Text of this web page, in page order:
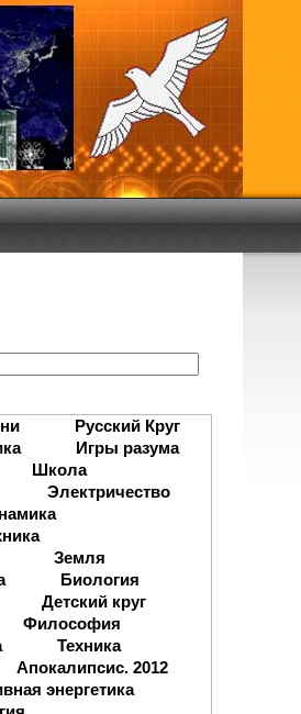
Русский Круг
Игры разума
Школа
Электричество
Земля
Биология
Детский круг
Философия
Техника
Апокалипсис. 2012
энергетика